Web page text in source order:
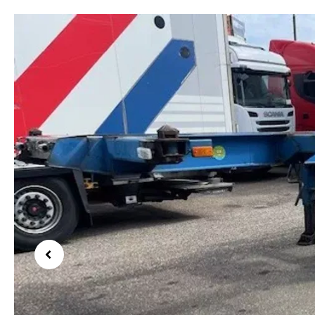
Previous